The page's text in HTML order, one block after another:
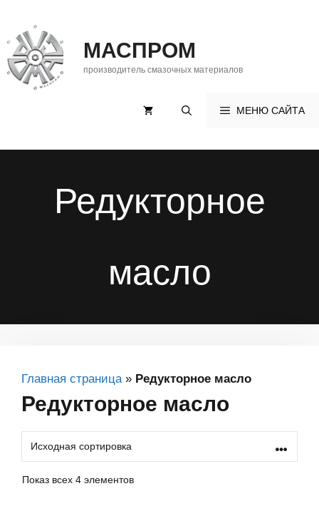
содержимому
МАСПРОМ
производитель смазочных материалов
МЕНЮ САЙТА
Редукторное
масло
Главная страница » Редукторное масло
Редукторное масло
Показ всех 4 элементов